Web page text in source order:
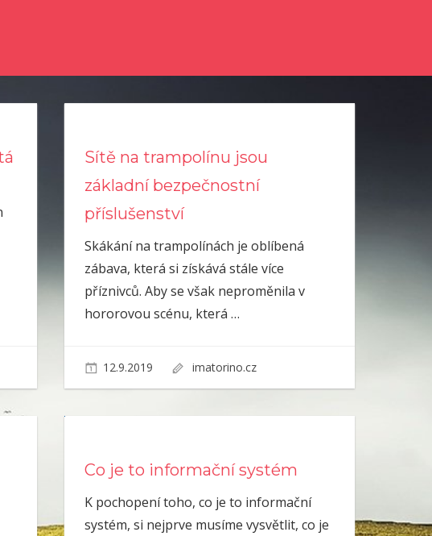
Sítě na trampolínu jsou
základní bezpečnostní
příslušenství
Skákání na trampolínách je oblíbená
zábava, která si získává stále více
příznivců. Aby se však neproměnila v
hororovou scénu, která…
12.9.2019 imatorino.cz
Co je to informační systém
K pochopení toho, co je to informační
systém, si nejprve musíme vysvětlit, co je